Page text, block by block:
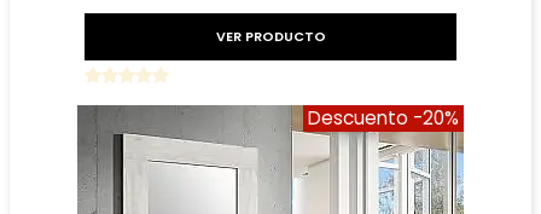
VER PRODUCTO
Descuento -20%